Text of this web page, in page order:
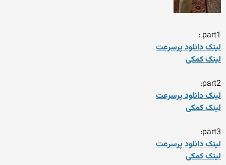
part1 :
لینک دانلود پرسرعت
لینک کمکی
part2:
لینک دانلود پرسرعت
لینک کمکی
part3:
لینک دانلود پرسرعت
لینک کمکی